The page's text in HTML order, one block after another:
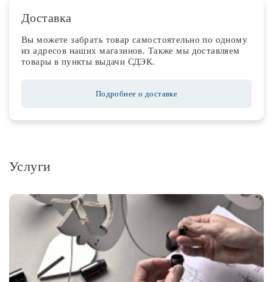
Доставка
Вы можете забрать товар самостоятельно по одному
из адресов наших магазинов. Также мы доставляем
товары в пункты выдачи СДЭК.
Подробнее о доставке
Услуги